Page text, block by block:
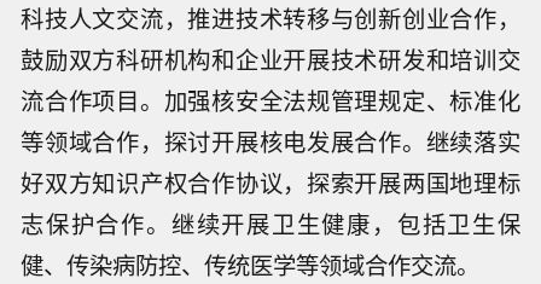
科技人文交流，推进技术转移与创新创业合作，
鼓励双方科研机构和企业开展技术研发和培训交
流合作项目。加强核安全法规管理规定、标准化
等领域合作，探讨开展核电发展合作。继续落实
好双方知识产权合作协议，探索开展两国地理标
志保护合作。继续开展卫生健康，包括卫生保
健、传染病防控、传统医学等领域合作交流。